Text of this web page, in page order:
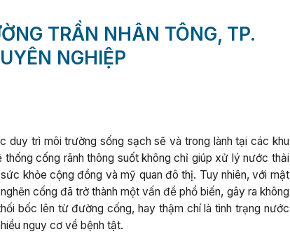
TRẦN NHÂN TÔNG, TP.
NGHIỆP
trì môi trường sống sạch sẽ và trong lành tại các khu
cống rãnh thông suốt không chỉ giúp xử lý nước thải
khỏe cộng đồng và mỹ quan đô thị. Tuy nhiên, với mật
cống đã trở thành một vấn đề phổ biến, gây ra không
bốc lên từ đường cống, hay thậm chí là tình trạng nước
nguy cơ về bệnh tật.